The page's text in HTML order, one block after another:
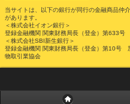
当サイトは、以下の銀行が同行の金融商品仲
があります。
＜株式会社イオン銀行＞
登録金融機関 関東財務局長（登金）第633
＜株式会社SBI新生銀行＞
登録金融機関 関東財務局長（登金）第10号
物取引業協会